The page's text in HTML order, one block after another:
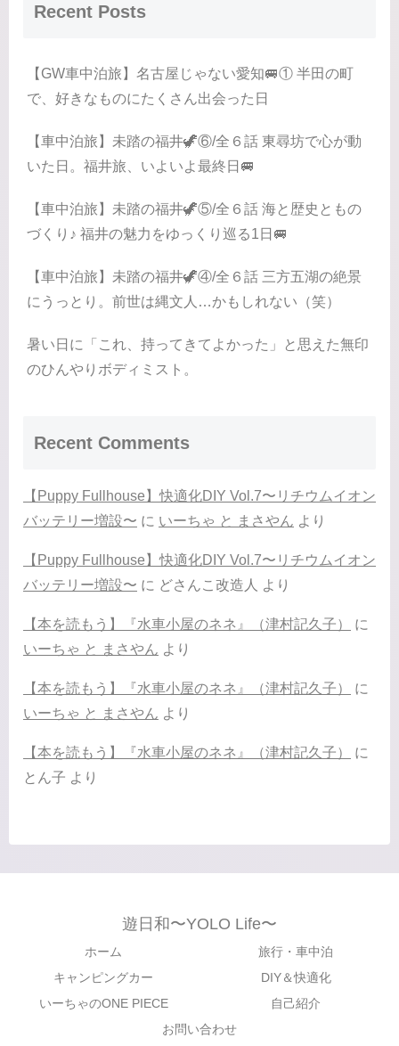
Recent Posts
【GW車中泊旅】名古屋じゃない愛知🚐① 半田の町
で、好きなものにたくさん出会った日
【車中泊旅】未踏の福井🦖⑥/全６話 東尋坊で心が動
いた日。福井旅、いよいよ最終日🚐
【車中泊旅】未踏の福井🦖⑤/全６話 海と歴史ともの
づくり♪ 福井の魅力をゆっくり巡る1日🚐
【車中泊旅】未踏の福井🦖④/全６話 三方五湖の絶景
にうっとり。前世は縄文人…かもしれない（笑）
暑い日に「これ、持ってきてよかった」と思えた無印
のひんやりボディミスト。
Recent Comments
【Puppy Fullhouse】快適化DIY Vol.7〜リチウムイオン
バッテリー増設〜 に いーちゃ と まさやん より
【Puppy Fullhouse】快適化DIY Vol.7〜リチウムイオン
バッテリー増設〜 に どさんこ改造人 より
【本を読もう】『水車小屋のネネ』（津村記久子）
に
いーちゃ と まさやん より
【本を読もう】『水車小屋のネネ』（津村記久子）
に
いーちゃ と まさやん より
【本を読もう】『水車小屋のネネ』（津村記久子）
に
とん子 より
遊日和〜YOLO Life〜
ホーム
旅行・車中泊
キャンピングカー
DIY＆快適化
いーちゃのONE PIECE
自己紹介
お問い合わせ